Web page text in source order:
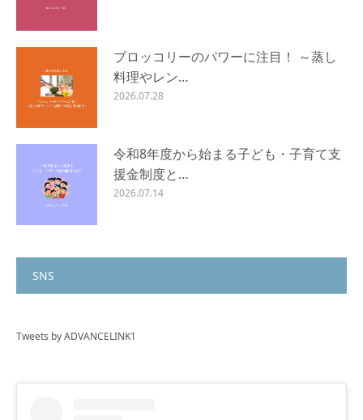
ブロッコリーのパワーに注目！ ～蒸し
料理やレン…
2026.07.28
令和8年度から始まる子ども・子育て支
援金制度と…
2026.07.14
SNS
Tweets by ADVANCELINK1